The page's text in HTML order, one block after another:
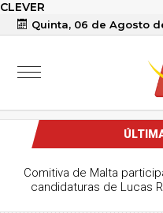
CLEVER
Quinta, 06 de Agosto
Comitiva de Malta
candidaturas de Lucas